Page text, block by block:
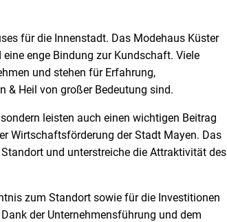
für die Innenstadt. Das Modehaus Küster
enge Bindung zur Kundschaft. Viele
und stehen für Erfahrung,
& Heil von großer Bedeutung sind.
leisten auch einen wichtigen Beitrag
Wirtschaftsförderung der Stadt Mayen. Das
und unterstreiche die Attraktivität des
zum Standort sowie für die Investitionen
der Unternehmensführung und dem